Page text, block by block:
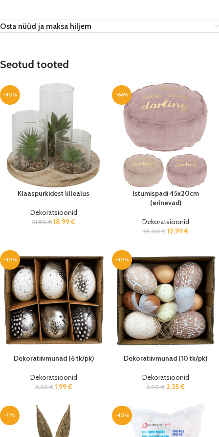
Osta nüüd ja maksa hiljem
Seotud tooted
-40%
Klaaspurkidest lillealus
Dekoratsioonid
31,50€ 18,99€
-66%
Istumispadi 45x20cm
(erinevad)
Dekoratsioonid
38,00€ 12,99€
-40%
Dekoratiivmunad (6 tk/pk)
Dekoratsioonid
3,30€ 1,99€
-40%
Dekoratiivmunad (10 tk/pk)
Dekoratsioonid
3,90€ 2,35€
-71% -40%